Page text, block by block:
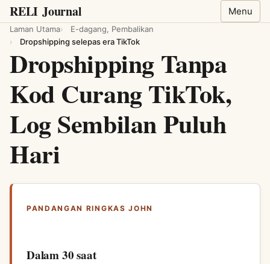
RELI Journal Menu
Laman Utama
E-dagang, Pembalikan
Dropshipping selepas era TikTok
Dropshipping Tanpa
Kod Curang TikTok,
Log Sembilan Puluh
Hari
PANDANGAN RINGKAS JOHN
Dalam 30 saat